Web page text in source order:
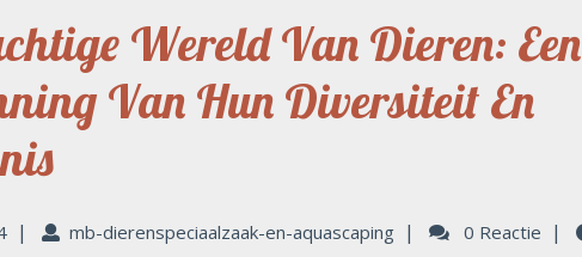
Wereld Van Dieren: Een
Van Hun Diversiteit En
| mb-dierenspeciaalzaak-en-aquascaping | 0 Reactie |